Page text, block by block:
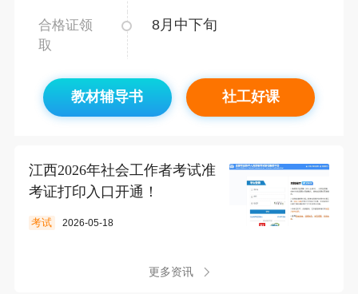
合格证领
取
8月中下旬
教材辅导书 社工好课
江西2026年社会工作者考试准
考证打印入口开通！
考试 2026-05-18
更多资讯